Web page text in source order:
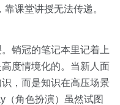
靠课堂讲授无法传递。
销冠的笔记本里记着上
度情境化的。当新人面
，而是知识在高压场景
（角色扮演）虽然试图